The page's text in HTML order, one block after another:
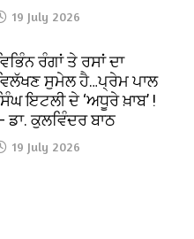
19 July 2026
ਰੰਗਾਂ ਤੇ ਰਸਾਂ ਦਾ
ਸੁਮੇਲ ਹੈ…ਪ੍ਰੇਮ ਪਾਲ
ਇਟਲੀ ਦੇ ‘ਅਧੂਰੇ ਖ਼ਾਬ’ !
ਡਾ. ਕੁਲਵਿੰਦਰ ਬਾਠ
19 July 2026